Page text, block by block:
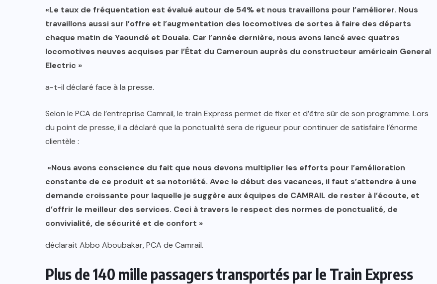
«Le taux de fréquentation est évalué autour de 54% et nous travaillons pour l’améliorer. Nous
travaillons aussi sur l’offre et l’augmentation des locomotives de sortes à faire des départs
chaque matin de Yaoundé et Douala. Car l’année dernière, nous avons lancé avec quatres
locomotives neuves acquises par l’État du Cameroun auprès du constructeur américain General
Electric »
a-t-il déclaré face à la presse.
Selon le PCA de l’entreprise Camrail, le train Express permet de fixer et d’être sûr de son programme. Lors
du point de presse, il a déclaré que la ponctualité sera de rigueur pour continuer de satisfaire l’énorme
clientèle :
«Nous avons conscience du fait que nous devons multiplier les efforts pour l’amélioration
constante de ce produit et sa notoriété. Avec le début des vacances, il faut s’attendre à une
demande croissante pour laquelle je suggère aux équipes de CAMRAIL de rester à l’écoute, et
d’offrir le meilleur des services. Ceci à travers le respect des normes de ponctualité, de
convivialité, de sécurité et de confort »
déclarait Abbo Aboubakar, PCA de Camrail.
Plus de 140 mille passagers transportés par le Train Express